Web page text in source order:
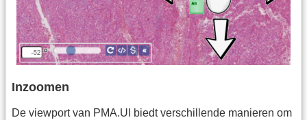
Inzoomen
De viewport van PMA.UI biedt verschillende manieren om